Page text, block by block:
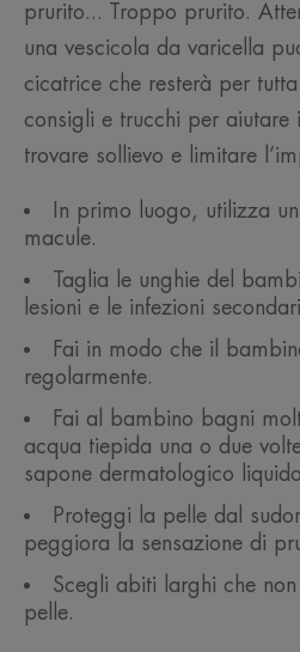
prurito... Troppo prurito.
una vescicola da varicella
cicatrice che resterà per
consigli e trucchi per aiutare
trovare sollievo e limitare
In primo luogo, utilizza
macule.
Taglia le unghie del
lesioni e le infezioni
Fai in modo che il
regolarmente.
Fai al bambino bagni
acqua tiepida una o due
sapone dermatologico
Proteggi la pelle dal
peggiora la sensazione di
Scegli abiti larghi che
pelle.